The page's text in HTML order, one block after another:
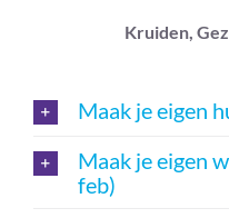
Kruiden,
Maak je eigen
Maak je eigen
feb)